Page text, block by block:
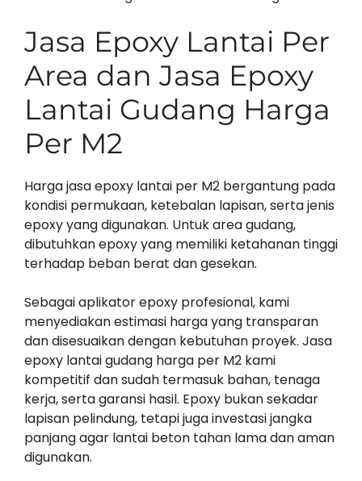
Jasa Epoxy Lantai Per
Area dan Jasa Epoxy
Lantai Gudang Harga
Per M2
Harga jasa epoxy lantai per M2 bergantung pada
kondisi permukaan, ketebalan lapisan, serta jenis
epoxy yang digunakan. Untuk area gudang,
dibutuhkan epoxy yang memiliki ketahanan tinggi
terhadap beban berat dan gesekan.
Sebagai aplikator epoxy profesional, kami
menyediakan estimasi harga yang transparan
dan disesuaikan dengan kebutuhan proyek. Jasa
epoxy lantai gudang harga per M2 kami
kompetitif dan sudah termasuk bahan, tenaga
kerja, serta garansi hasil. Epoxy bukan sekadar
lapisan pelindung, tetapi juga investasi jangka
panjang agar lantai beton tahan lama dan aman
digunakan.